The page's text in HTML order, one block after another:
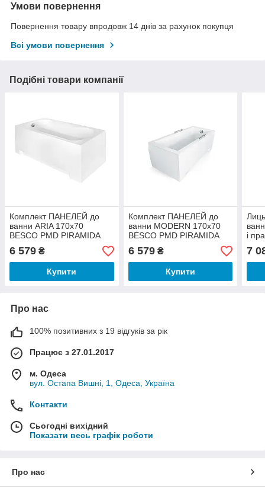
Умови повернення
Повернення товару впродовж 14 днів за рахунок покупця
Всі умови повернення
Подібні товари компанії
Комплект ПАНЕЛЕЙ до
ванни ARIA 170x70
BESCO PMD PIRAMIDA
6 579 ₴
Купити
Комплект ПАНЕЛЕЙ до
ванни MODERN 170х70
BESCO PMD PIRAMIDA
6 579₴
Купити
і
7
Про нас
100% позитивних з 19 відгуків за рік
Працює з 27.01.2017
м. Одеса
вул. Остапа Вишні, 1, Одеса, Україна
Контакти
Сьогодні вихідний
Показати весь графік роботи
Про нас